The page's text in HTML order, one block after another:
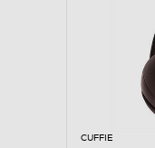
CUFFIE